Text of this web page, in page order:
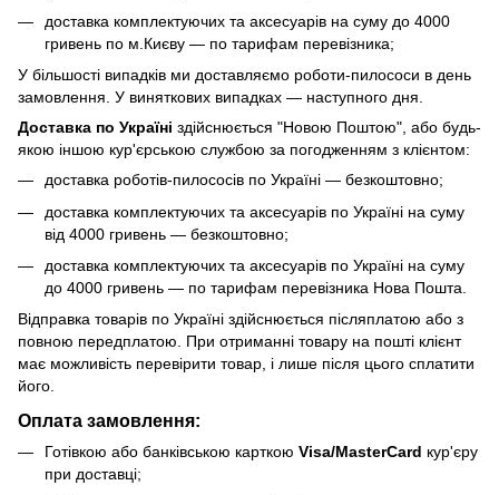
доставка комплектуючих та аксесуарів на суму до 4000
гривень по м.Києву — по тарифам перевізника;
У більшості випадків ми доставляємо роботи-пилососи в день
замовлення. У виняткових випадках — наступного дня.
Доставка по Україні здійснюється "Новою Поштою", або будь-
якою іншою кур'єрською службою за погодженням з клієнтом:
доставка роботів-пилососів по Україні — безкоштовно;
доставка комплектуючих та аксесуарів по Україні на суму
від 4000 гривень — безкоштовно;
доставка комплектуючих та аксесуарів по Україні на суму
до 4000 гривень — по тарифам перевізника Нова Пошта.
Відправка товарів по Україні здійснюється післяплатою або з
повною передплатою. При отриманні товару на пошті клієнт
має можливість перевірити товар, і лише після цього сплатити
його.
Оплата замовлення:
Готівкою або банківською карткою Visa/MasterCard кур'єру
при доставці;